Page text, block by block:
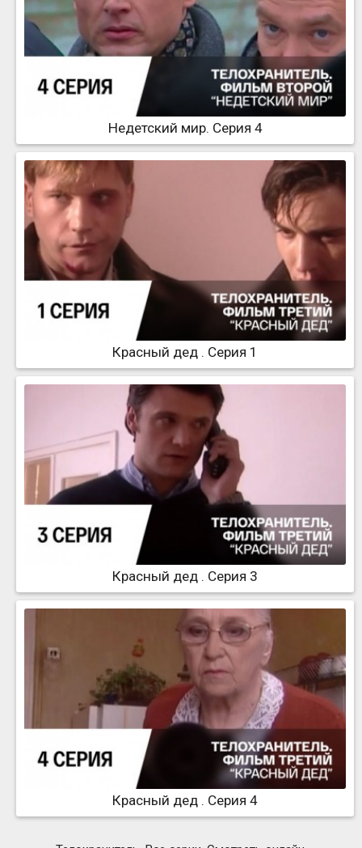
Недетский мир. Серия 4
Красный дед . Серия 1
Красный дед . Серия 3
Красный дед . Серия 4